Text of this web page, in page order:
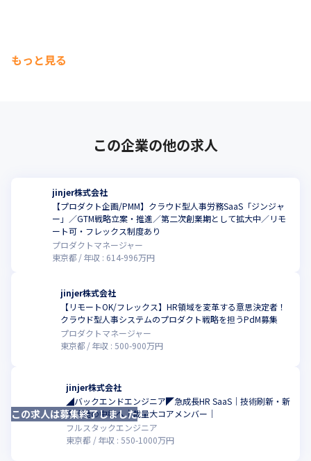
もっと見る
この企業の他の求人
jinjer株式会社
【プロダクト企画/PMM】クラウド型人事労務SaaS「ジンジャ
ー」／GTM戦略立案・推進／第二次創業期として拡大中／リモ
ート可・フレックス制度あり
プロダクトマネージャー
東京都
年収 : 614-996万円
jinjer株式会社
【リモートOK/フレックス】HR領域を変革する意思決定者！
クラウド型人事システムのプロダクト戦略を担うPdM募集
プロダクトマネージャー
東京都
年収 :500-900万円
jinjer株式会社
◢バックエンドエンジニア◤急成長HR SaaS｜技術刷新・新
規開発の中核へ｜裁量大コアメンバー｜
フルスタックエンジニア
東京都
年収 :550-1000万円
この求人は募集終了しました